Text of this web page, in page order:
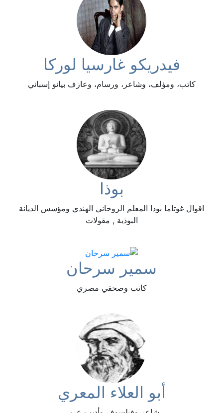
فيدريكو غارسيا لوركا
كاتب، ومؤلف، وشاعر، ورسام، وعازف بيانو إسباني
بوذا
اقوال غوتاما بودا المعلم الروحاني الهندي ومؤسس الديانة
البوذية , مقولات
سمير سرحان
كاتب وصحفي مصري
أبو العلاء المعري